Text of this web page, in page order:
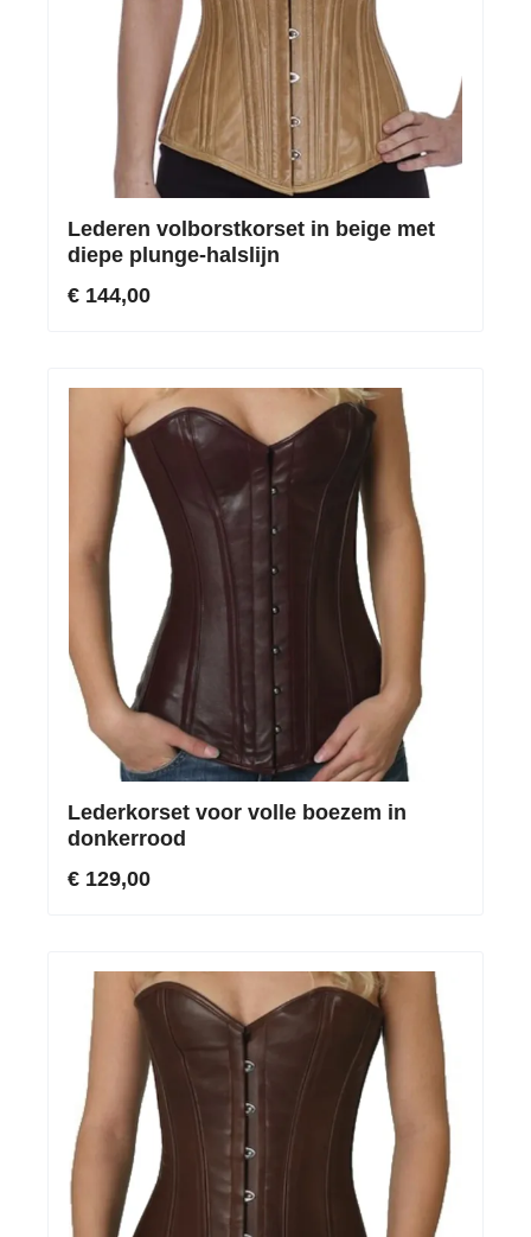
Lederen volborstkorset in beige met
diepe plunge-halslijn
€ 144,00
Lederkorset voor volle boezem in
donkerrood
€ 129,00